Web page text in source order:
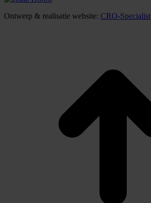
Ontwerp & realisatie website: CRO-Specialist